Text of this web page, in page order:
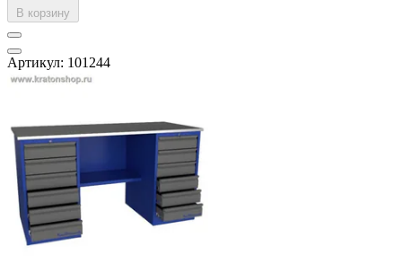
В корзину
Артикул: 101244